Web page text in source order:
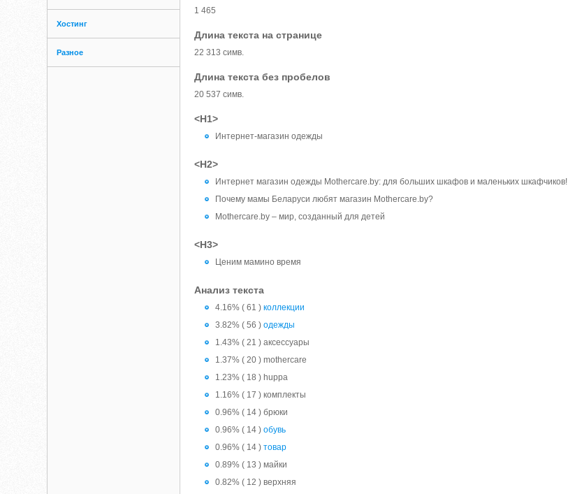
Хостинг
Разное
1 465
Длина текста на странице
22 313 симв.
Длина текста без пробелов
20 537 симв.
<H1>
Интернет-магазин одежды
<H2>
Интернет магазин одежды Mothercare.by: для больших шкафов и маленьких шкафчиков!
Почему мамы Беларуси любят магазин Mothercare.by?
Mothercare.by – мир, созданный для детей
<H3>
Ценим мамино время
Анализ текста
4.16% ( 61 )коллекции
3.82% ( 56 )одежды
1.43% ( 21 ) аксессуары
1.37% ( 20 ) mothercare
1.23% ( 18 ) huppa
1.16% ( 17 ) комплекты
0.96% ( 14 ) брюки
0.96% ( 14 )обувь
0.96% ( 14 )товар
0.89% ( 13 ) майки
0.82% ( 12 ) верхняя